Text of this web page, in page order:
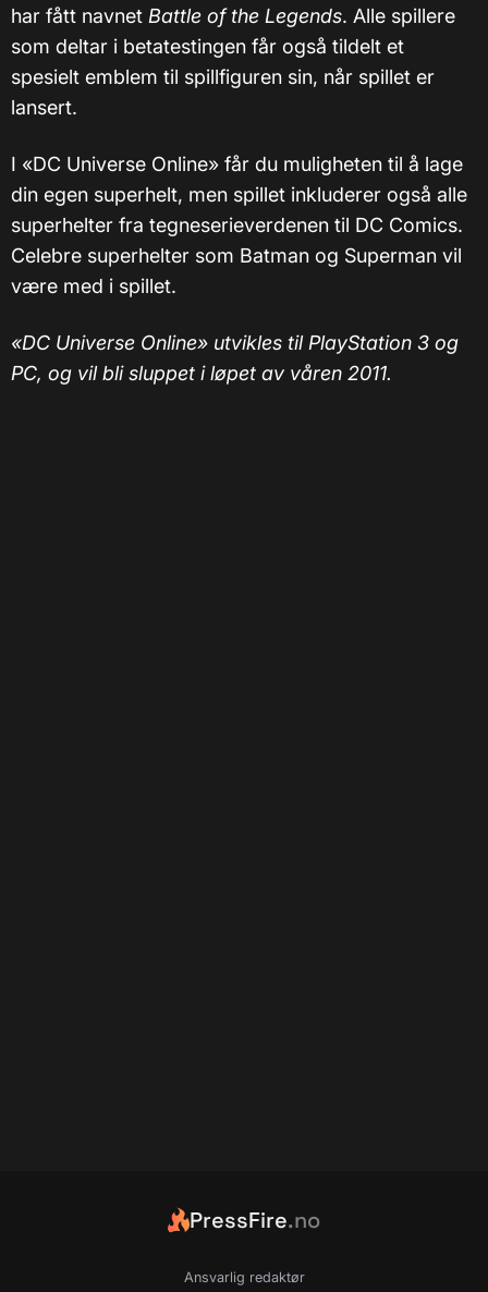
har fått navnet Battle of the Legends. Alle spillere
som deltar i betatestingen får også tildelt et
spesielt emblem til spillfiguren sin, når spillet er
lansert.
I «DC Universe Online» får du muligheten til å lage
din egen superhelt, men spillet inkluderer også alle
superhelter fra tegneserieverdenen til DC Comics.
Celebre superhelter som Batman og Superman vil
være med i spillet.
«DC Universe Online» utvikles til PlayStation 3 og
PC, og vil bli sluppet i løpet av våren 2011.
PressFire.no
Ansvarlig redaktør